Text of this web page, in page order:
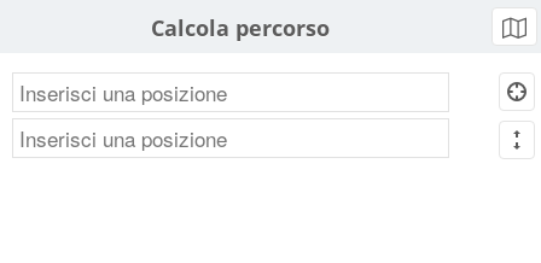
Calcola percorso b
d
m